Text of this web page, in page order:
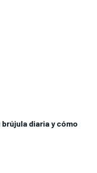
diaria y cómo